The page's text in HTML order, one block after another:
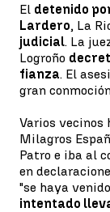
El detenido
Lardero, La
judicial. La
Logroño
fianza. El
gran
Varios vecinos
Milagros
Patro e iba al
en
"se haya
intentado